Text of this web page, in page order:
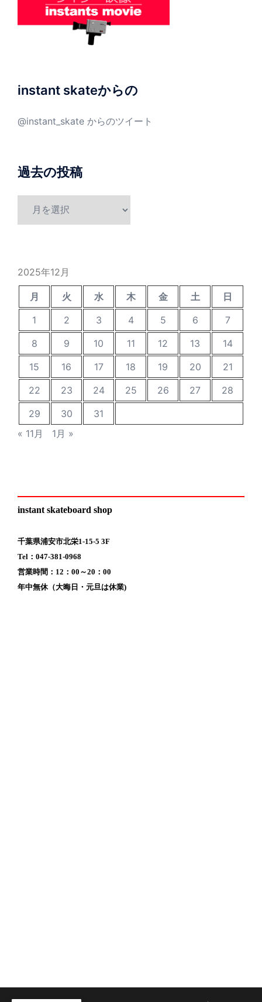
instant skateからの
@instant_skate からのツイート
過去の投稿
2025年12月
月 火 水 木 金 土
日
1
2 3 4 5 6
7
8
9 10 11 12 13
14
15
16 17 18 19 20
21
22
23 24 25 26 27
28
29
30
31
« 11月
1月 »
instant skateboard shop
千葉県浦安市北栄1-15-5 3F
Tel：047-381-0968
営業時間：12：00～20：00
年中無休（大晦日・元旦は休業)